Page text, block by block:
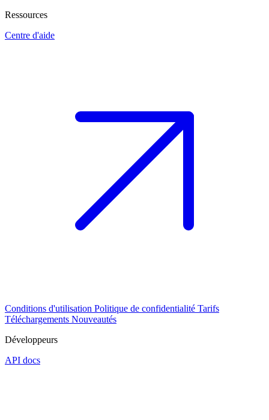
Ressources
Centre d'aide
Conditions d'utilisation Politique de confidentialité Tarifs
Téléchargements Nouveautés
Développeurs
API docs